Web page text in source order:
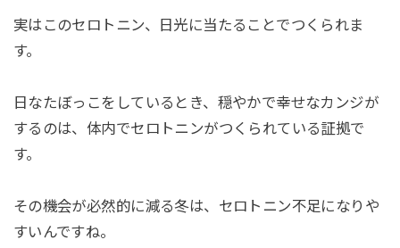
実はこのセロトニン、日光に当たることでつくられま
す。
日なたぼっこをしているとき、穏やかで幸せなカンジが
するのは、体内でセロトニンがつくられている証拠で
す。
その機会が必然的に減る冬は、セロトニン不足になりや
すいんですね。